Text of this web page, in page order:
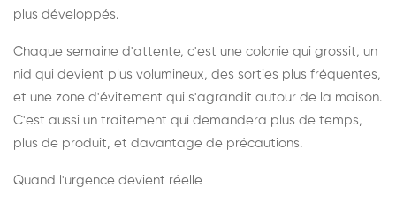
plus développés.
Chaque semaine d'attente, c'est une colonie qui grossit, un
nid qui devient plus volumineux, des sorties plus fréquentes,
et une zone d'évitement qui s'agrandit autour de la maison.
C'est aussi un traitement qui demandera plus de temps,
plus de produit, et davantage de précautions.
Quand l'urgence devient réelle